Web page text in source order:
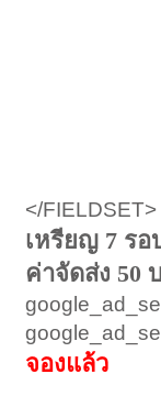
</FIELDSET>
เหรียญ 7 รอ
ค่าจัดส่ง 50
จองแล้ว